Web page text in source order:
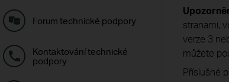
Forum technické podpory
Kontaktování technické
podpory
stranami,
verze 3
můžete
Příslušné